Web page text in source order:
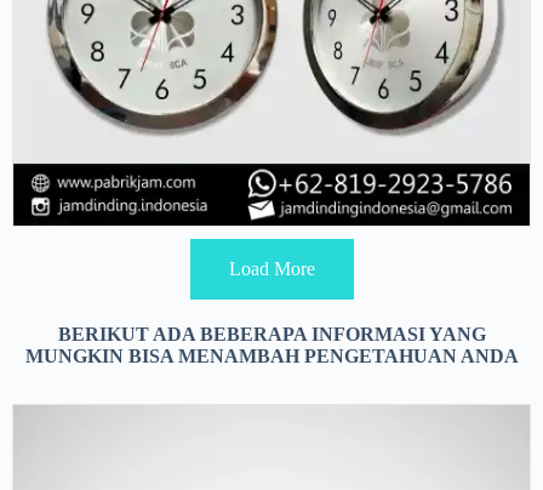
Load More
BERIKUT ADA BEBERAPA INFORMASI YANG
MUNGKIN BISA MENAMBAH PENGETAHUAN ANDA